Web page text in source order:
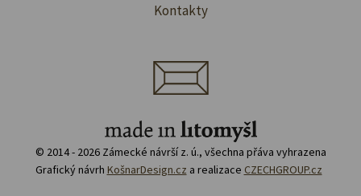
Kontakty
© 2014 - 2026 Zámecké návrší z. ú., všechna přáva vyhrazena
Grafický návrh KošnarDesign.cz a realizace CZECHGROUP.cz